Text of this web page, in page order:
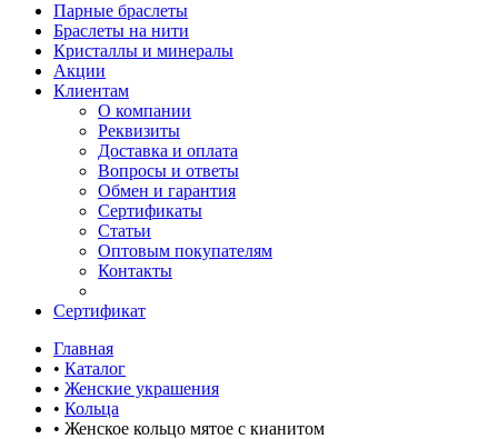
Парные браслеты
Браслеты на нити
Кристаллы и минералы
Акции
Клиентам
О компании
Реквизиты
Доставка и оплата
Вопросы и ответы
Обмен и гарантия
Сертификаты
Статьи
Оптовым покупателям
Контакты
Сертификат
Главная
• Каталог
• Женские украшения
• Кольца
• Женское кольцо мятое с кианитом